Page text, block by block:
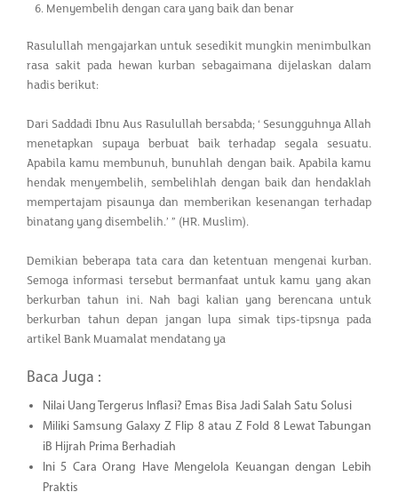
Menyembelih dengan cara yang baik dan benar
Rasulullah mengajarkan untuk sesedikit mungkin menimbulkan
rasa sakit pada hewan kurban sebagaimana dijelaskan dalam
hadis berikut:
Dari Saddadi Ibnu Aus Rasulullah bersabda; ‘ Sesungguhnya Allah
menetapkan supaya berbuat baik terhadap segala sesuatu.
Apabila kamu membunuh, bunuhlah dengan baik. Apabila kamu
hendak menyembelih, sembelihlah dengan baik dan hendaklah
mempertajam pisaunya dan memberikan kesenangan terhadap
binatang yang disembelih.’ ” (HR. Muslim).
Demikian beberapa tata cara dan ketentuan mengenai kurban.
Semoga informasi tersebut bermanfaat untuk kamu yang akan
berkurban tahun ini. Nah bagi kalian yang berencana untuk
berkurban tahun depan jangan lupa simak tips-tipsnya pada
artikel Bank Muamalat mendatang ya
Baca Juga :
Nilai Uang Tergerus Inflasi? Emas Bisa Jadi Salah Satu Solusi
Miliki Samsung Galaxy Z Flip 8 atau Z Fold 8 Lewat Tabungan
iB Hijrah Prima Berhadiah
Ini 5 Cara Orang Have Mengelola Keuangan dengan Lebih
Praktis